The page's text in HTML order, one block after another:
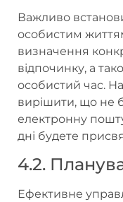
Важливо
особистим
визначення
відпочинку, а
особистий час.
вирішити, що не
електронну
дні будете
4.2.
Ефективне